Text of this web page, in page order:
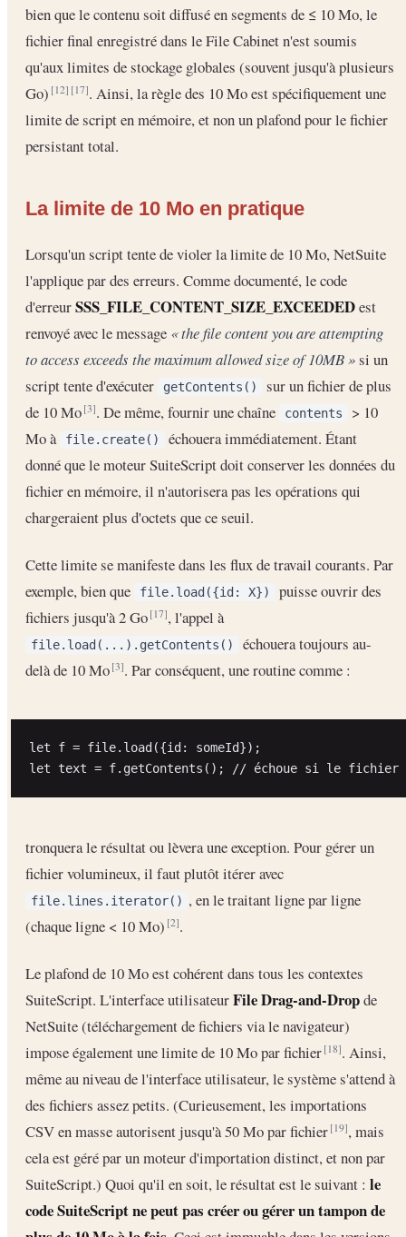
bien que le contenu soit diffusé en segments de ≤ 10 Mo, le
fichier final enregistré dans le File Cabinet n'est soumis
qu'aux limites de stockage globales (souvent jusqu'à plusieurs
Go)[12] [17]. Ainsi, la règle des 10 Mo est spécifiquement une
limite de script en mémoire, et non un plafond pour le fichier
persistant total.
La limite de 10 Mo en pratique
Lorsqu'un script tente de violer la limite de 10 Mo, NetSuite
l'applique par des erreurs. Comme documenté, le code
d'erreurSSS_FILE_CONTENT_SIZE_EXCEEDEDest
renvoyé avec le message « the file content you are attempting
to access exceeds the maximum allowed size of 10MB »si un
script tente d'exécuter
getContents()
sur un fichier de plus
de 10 Mo[3]. De même, fournir une chaîne contents
> 10
Mo à
file.create()
échouera immédiatement. Étant
donné que le moteur SuiteScript doit conserver les données du
fichier en mémoire, il n'autorisera pas les opérations qui
chargeraient plus d'octets que ce seuil.
Cette limite se manifeste dans les flux de travail courants. Par
exemple, bien que
file.load({id: X})
puisse ouvrir des
fichiers jusqu'à 2 Go[17], l'appel à
file.load(...).getContents()
échouera toujours au-
delà de 10 Mo[3]. Par conséquent, une routine comme :
let f = file.load({id: someId});
tronquera le résultat ou lèvera une exception. Pour gérer un
fichier volumineux, il faut plutôt itérer avec
file.lines.iterator() , en le traitant ligne par ligne
(chaque ligne < 10 Mo)[2].
Le plafond de 10 Mo est cohérent dans tous les contextes
SuiteScript. L'interface utilisateurFile Drag-and-Dropde
NetSuite (téléchargement de fichiers via le navigateur)
impose également une limite de 10 Mo par fichier[18]. Ainsi,
même au niveau de l'interface utilisateur, le système s'attend à
des fichiers assez petits. (Curieusement, les importations
CSV en masse autorisent jusqu'à 50 Mo par fichier[19], mais
cela est géré par un moteur d'importation distinct, et non par
SuiteScript.) Quoi qu'il en soit, le résultat est le suivant : le
code SuiteScript ne peut pas créer ou gérer un tampon de